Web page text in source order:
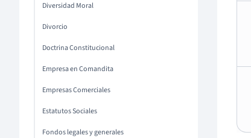
Diversidad Moral
Divorcio
Doctrina Constitucional
Empresa en Comandita
Empresas Comerciales
Estatutos Sociales
Fondos legales y generales